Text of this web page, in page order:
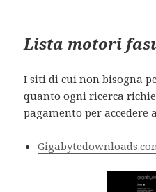
Lista motori
I siti di cui non bisogna
quanto ogni ricerca
pagamento per accedere